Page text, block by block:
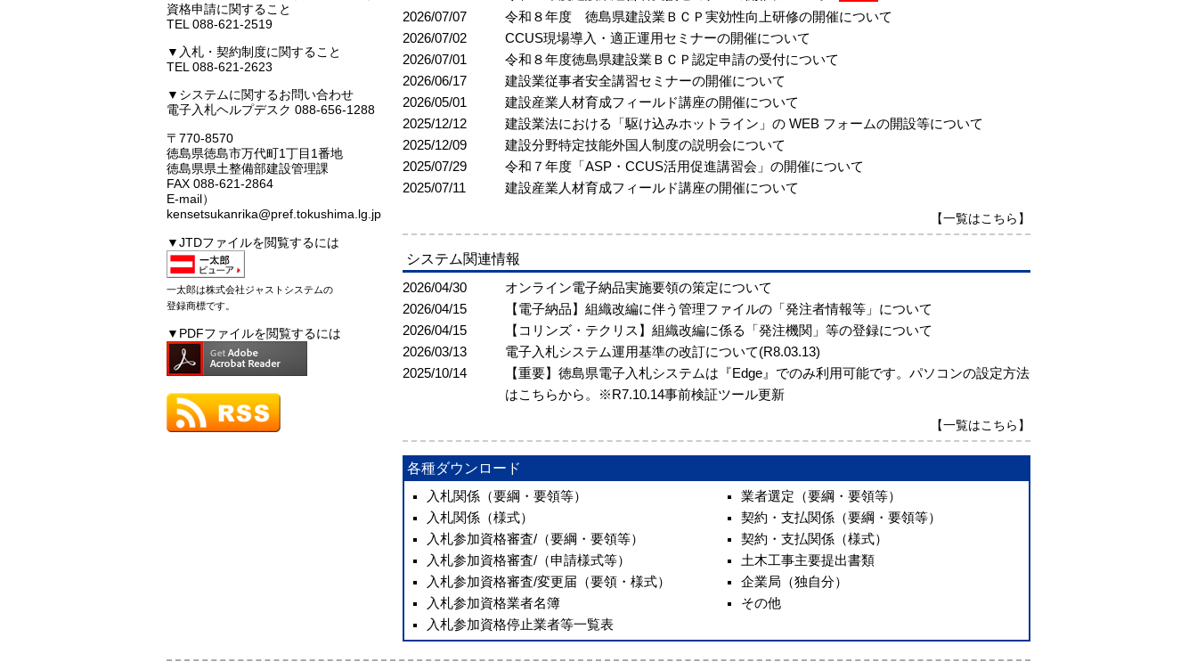
2026/07/07
令和８年度 徳島県建設業ＢＣＰ実効性向上研修の開催について
2026/07/02
CCUS現場導入・適正運用セミナーの開催について
2026/07/01
令和８年度徳島県建設業ＢＣＰ認定申請の受付について
2026/06/17
建設業従事者安全講習セミナーの開催について
2026/05/01
建設産業人材育成フィールド講座の開催について
2025/12/12
建設業法における「駆け込みホットライン」の WEB フォームの開設等について
2025/12/09
建設分野特定技能外国人制度の説明会について
2025/07/29
令和７年度「ASP・CCUS活用促進講習会」の開催について
2025/07/11
建設産業人材育成フィールド講座の開催について
【一覧はこちら】
システム関連情報
2026/04/30
オンライン電子納品実施要領の策定について
2026/04/15
【電子納品】組織改編に伴う管理ファイルの「発注者情報等」について
2026/04/15
【コリンズ・テクリス】組織改編に係る「発注機関」等の登録について
2026/03/13
電⼦⼊札システム運⽤基準の改訂について(R8.03.13)
2025/10/14
【重要】徳島県電子入札システムは『Edge』でのみ利用可能です。パソコンの設定方法
はこちらから。※R7.10.14事前検証ツール更新
【一覧はこちら】
各種ダウンロード
入札関係（要綱・要領等）
入札関係（様式）
入札参加資格審査/（要綱・要領等）
入札参加資格審査/（申請様式等）
入札参加資格審査/変更届（要領・様式）
入札参加資格業者名簿
入札参加資格停止業者等一覧表
業者選定（要綱・要領等）
契約・支払関係（要綱・要領等）
契約・支払関係（様式）
土木工事主要提出書類
企業局（独自分）
その他
資格申請に関すること
TEL 088-621-2519
▼入札・契約制度に関すること
TEL 088-621-2623
▼システムに関するお問い合わせ
電子入札ヘルプデスク 088-656-1288
〒770-8570
徳島県徳島市万代町1丁目1番地
徳島県県土整備部建設管理課
FAX 088-621-2864
E-mail）
kensetsukanrika@pref.tokushima.lg.jp
▼JTDファイルを閲覧するには
一太郎は株式会社ジャストシステムの
登録商標です。
▼PDFファイルを閲覧するには